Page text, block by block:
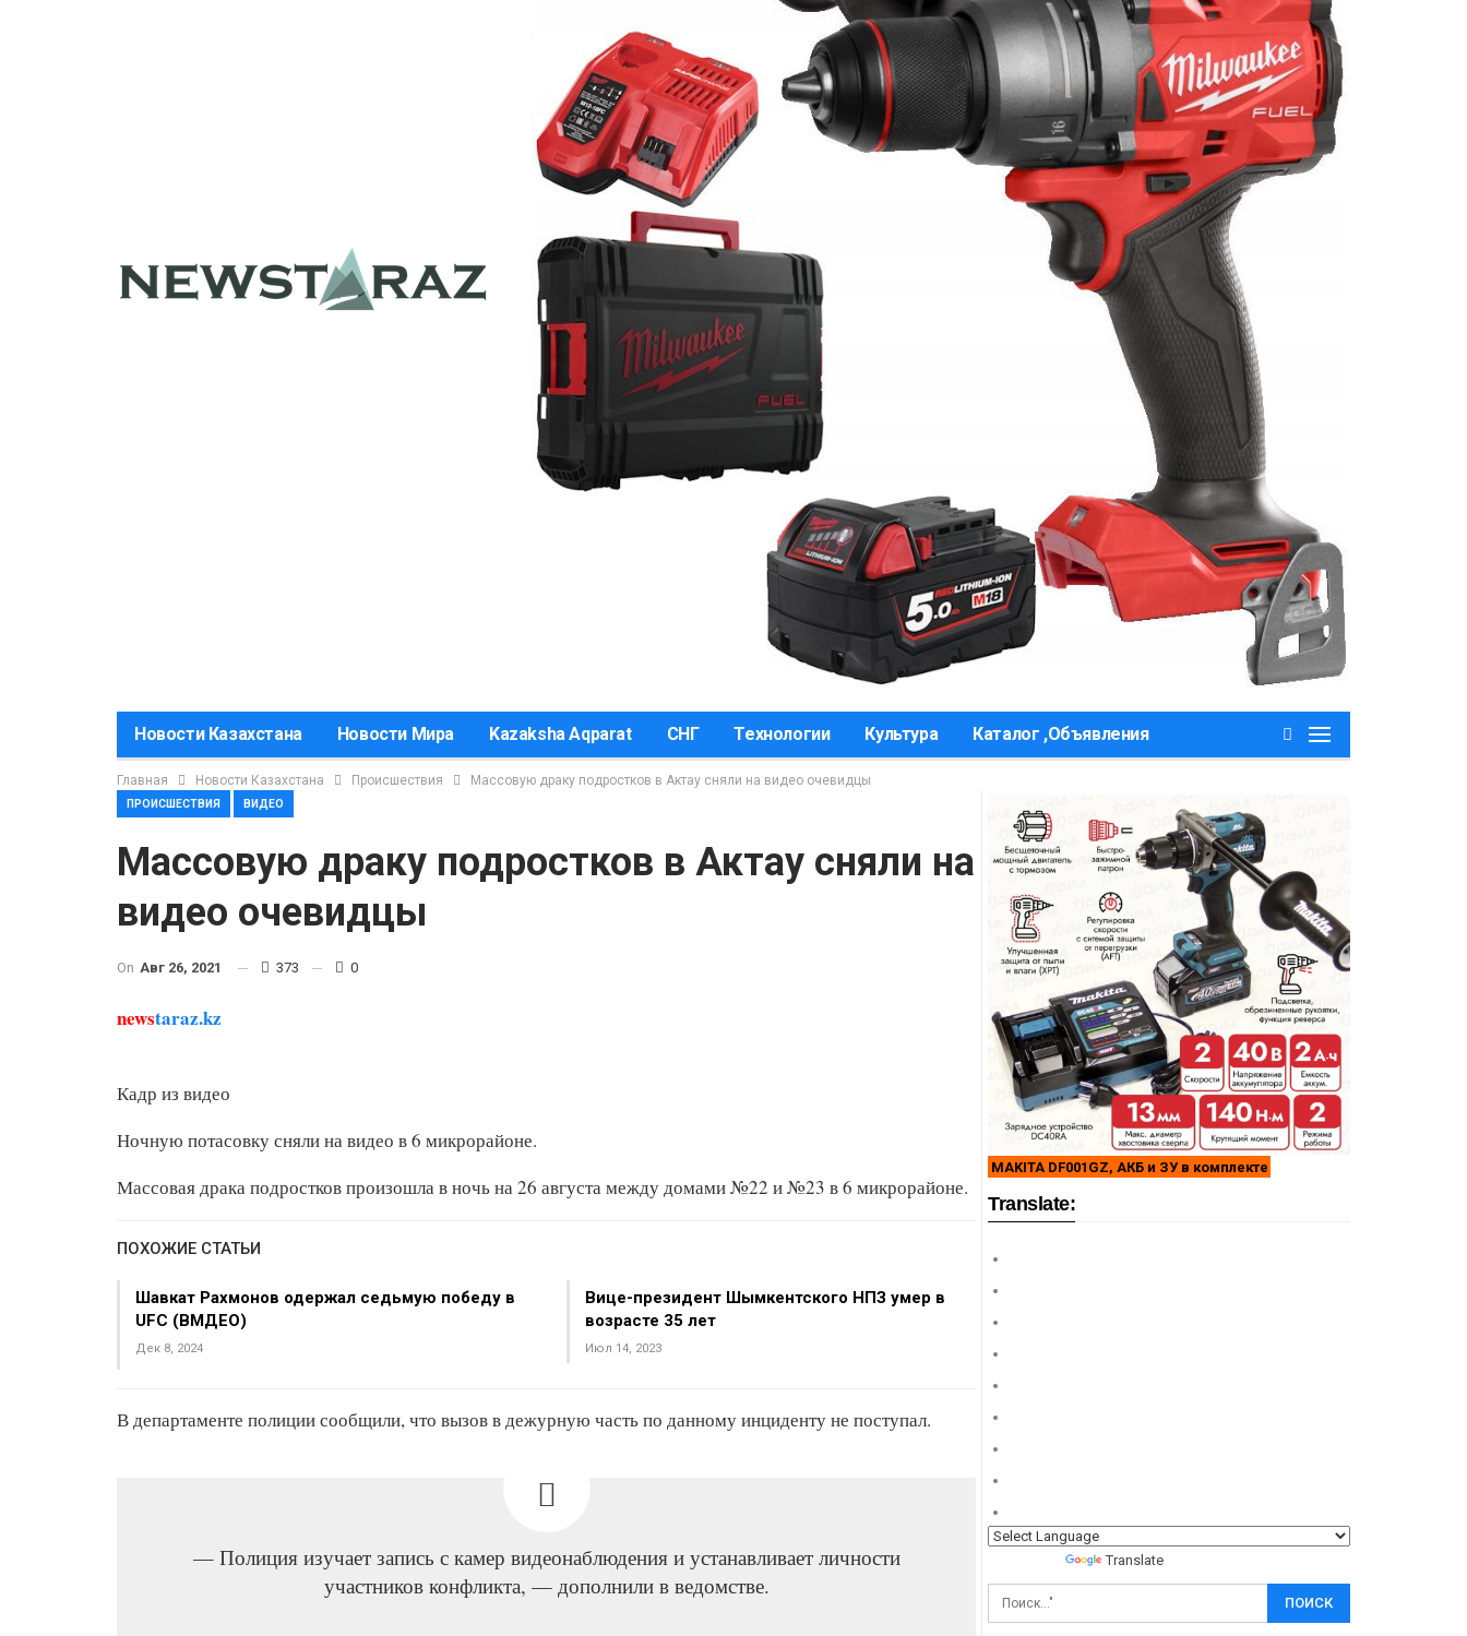
Новости Казахстана Новости Мира Kazaksha Aqparat СНГ Технологии Культура Каталог ,Объявления
Главная Новости Казахстана Происшествия Массовую драку подростков в Актау сняли на видео очевидцы
ПРОИСШЕСТВИЯ ВИДЕО
Массовую драку подростков в Актау сняли на
видео очевидцы
On Авг 26, 2021 373 0
newstaraz.kz
Кадр из видео
Ночную потасовку сняли на видео в 6 микрорайоне.
Массовая драка подростков произошла в ночь на 26 августа между домами №22 и №23 в 6 микрорайоне.
ПОХОЖИЕ СТАТЬИ
Шавкат Рахмонов одержал седьмую победу в
UFC (ВМДЕО)
Дек 8, 2024
Вице-президент Шымкентского НПЗ умер в
возрасте 35 лет
Июл 14, 2023
В департаменте полиции сообщили, что вызов в дежурную часть по данному инциденту не поступал.
— Полиция изучает запись с камер видеонаблюдения и устанавливает личности
участников конфликта, — дополнили в ведомстве.
MAKITA DF001GZ, АКБ и ЗУ в комплекте
Translate:
Translate